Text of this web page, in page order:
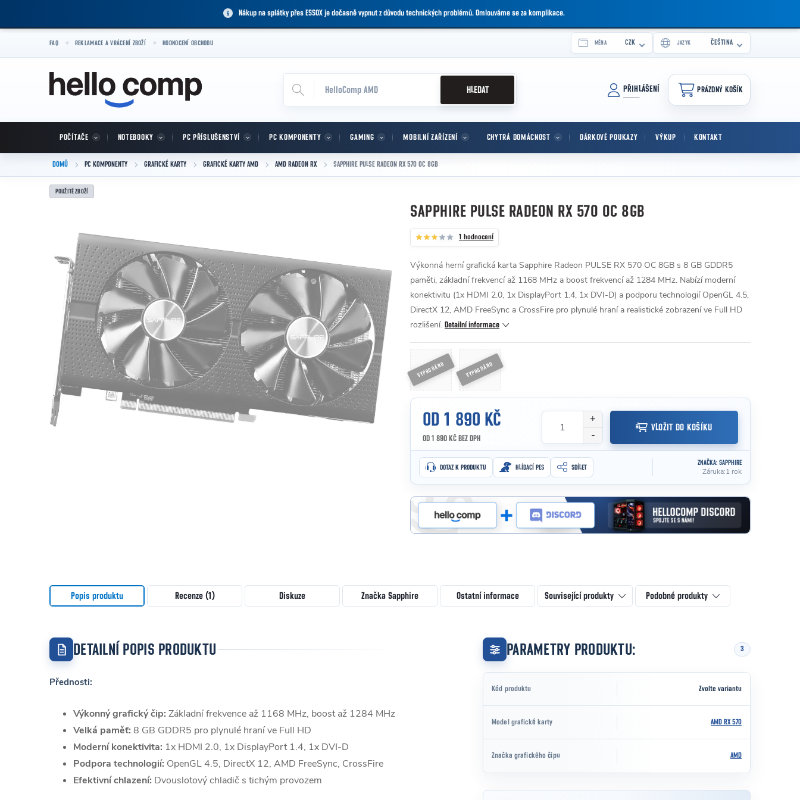
Nákup na splátky přes ESSOX je dočasně vypnut z důvodu technických problémů. Omlouváme se za komplikace.
FAQ REKLAMACE A VRÁCENÍ ZBOŽÍ HODNOCENÍ OBCHODU MĚNA CZK JAZYK ČEŠTINA
HLEDAT PŘIHLÁŠENÍ
NÁKUPNÍ KOŠÍK
PRÁZDNÝ KOŠÍK
POČÍTAČE NOTEBOOKY PC PŘÍSLUŠENSTVÍ PC KOMPONENTY GAMING MOBILNÍ ZAŘÍZENÍ CHYTRÁ DOMÁCNOST DÁRKOVÉ POUKAZY VÝKUP KONTAKT
DOMŮ PC KOMPONENTY GRAFICKÉ KARTY GRAFICKÉ KARTY AMD AMD RADEON RX SAPPHIRE PULSE RADEON RX 570 OC 8GB
POUŽITÉ ZBOŽÍ
SAPPHIRE PULSE RADEON RX 570 OC 8GB
1 hodnocení
Výkonná herní grafická karta Sapphire Radeon PULSE RX 570 OC 8GB s 8 GB GDDR5
paměti, základní frekvencí až 1168 MHz a boost frekvencí až 1284 MHz. Nabízí moderní
konektivitu (1x HDMI 2.0, 1x DisplayPort 1.4, 1x DVI-D) a podporu technologií OpenGL 4.5,
DirectX 12, AMD FreeSync a CrossFire pro plynulé hraní a realistické zobrazení ve Full HD
rozlišení. Detailní informace
OD 1 890 KČ
OD 1 890 KČ BEZ DPH
Měrná cena:
VLOŽIT DO KOŠÍKU
DOTAZ K PRODUKTU HLÍDACÍ PES SDÍLET
ZNAČKA: SAPPHIRE
Záruka:1 rok
Popis produktu Recenze (1) Diskuze Značka Sapphire Ostatní informace Související produkty Podobné produkty
DETAILNÍ POPIS PRODUKTU
Přednosti:
Výkonný grafický čip: Základní frekvence až 1168 MHz, boost až 1284 MHz
Velká paměť: 8 GB GDDR5 pro plynulé hraní ve Full HD
Moderní konektivita: 1x HDMI 2.0, 1x DisplayPort 1.4, 1x DVI-D
Podpora technologií: OpenGL 4.5, DirectX 12, AMD FreeSync, CrossFire
Efektivní chlazení: Dvouslotový chladič s tichým provozem
PARAMETRY PRODUKTU: 3
Kód produktu Zvolte variantu
Model grafické karty AMD RX 570
Značka grafického čipu AMD